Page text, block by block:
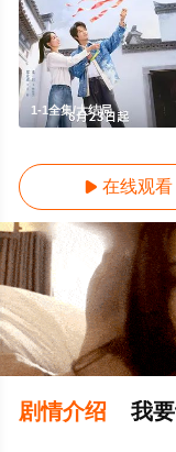
1-1全集/大结局
 在线观看
剧情介绍 我